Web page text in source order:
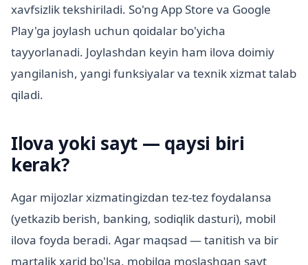
xavfsizlik tekshiriladi. So'ng App Store va Google
Play'ga joylash uchun qoidalar bo'yicha
tayyorlanadi. Joylashdan keyin ham ilova doimiy
yangilanish, yangi funksiyalar va texnik xizmat talab
qiladi.
Ilova yoki sayt — qaysi biri
kerak?
Agar mijozlar xizmatingizdan tez-tez foydalansa
(yetkazib berish, banking, sodiqlik dasturi), mobil
ilova foyda beradi. Agar maqsad — tanitish va bir
martalik xarid bo'lsa, mobilga moslashgan sayt